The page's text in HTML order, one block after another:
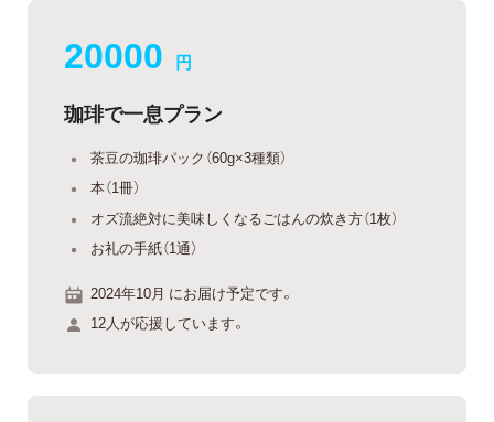
20000 円
珈琲で一息プラン
茶豆の珈琲パック（60g×3種類）
本（1冊）
オズ流絶対に美味しくなるごはんの炊き方（1枚）
お礼の手紙（1通）
2024年10月 にお届け予定です。
12人が応援しています。